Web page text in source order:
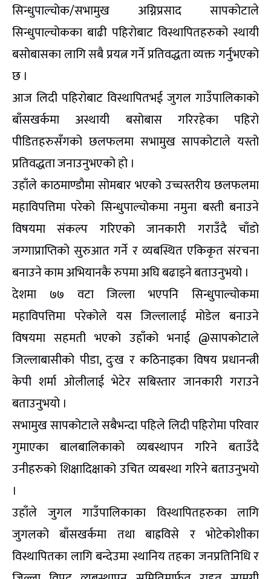
सिन्धुपाल्चोक/सभामुख अग्निप्रसाद सापकोटाले
सिन्धुपाल्चोकका बाढी पहिरोबाट विस्थापितहरुको स्थायी
बसोबासका लागि सबै प्रयत्न गर्ने प्रतिवद्धता व्यक्त गर्नुभएको
छ ।
आज लिदी पहिरोबाट विस्थापितभई जुगल गाउँपालिकाको
बाँसखर्कमा अस्थायी बसोबास गरिरहेका पहिरो
पीडितहरुसँगको छलफलमा सभामुख सापकोटाले यस्तो
प्रतिवद्धता जनाउनुभएको हो ।
उहाँले काठमाण्डौमा सोमबार भएको उच्चस्तरीय छलफलमा
महाविपत्तिमा परेको सिन्धुपाल्चोकमा नमुना बस्ती बनाउने
विषयमा संकल्प गरिएको जानकारी गराउँदै चाँडो
जग्गाप्राप्तिको सुरुआत गर्ने र व्यबस्थित एकिकृत संरचना
बनाउने काम अभियानकै रुपमा अघि बढाइने बताउनुभयो ।
देशमा ७७ वटा जिल्ला भएपनि सिन्धुपाल्चोकमा
महाविपत्तिमा परेकोले यस जिल्लालाई मोडेल बनाउने
विषयमा सहमती भएको उहाँको भनाई @सापकोटाले
जिल्लाबासीको पीडा, दुःख र कठिनाइका विषय प्रधानन्त्री
केपी शर्मा ओलीलाई भेटेर सबिस्तार जानकारी गराउने
बताउनुभयो ।
सभामुख सापकोटाले सबैभन्दा पहिले लिदी पहिरोमा परिवार
गुमाएका बालबालिकाको व्यबस्थापन गरिने बताउँदै
उनीहरुको शिक्षादिक्षाको उचित व्यबस्था गरिने बताउनुभयो
।
उहाँले जुगल गाउँपालिकाका विस्थापितहरुका लागि
जुगलको बाँसखर्कमा तथा बाह्रविसे र भोटेकोशीका
विस्थापितका लागि बन्देउमा स्थानिय तहका जनप्रतिनिधि र